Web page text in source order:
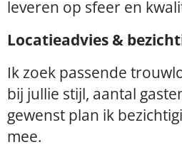
leveren op sfeer en
Locatieadvies &
Ik zoek passende
bij jullie stijl, aantal
gewenst plan ik
mee.